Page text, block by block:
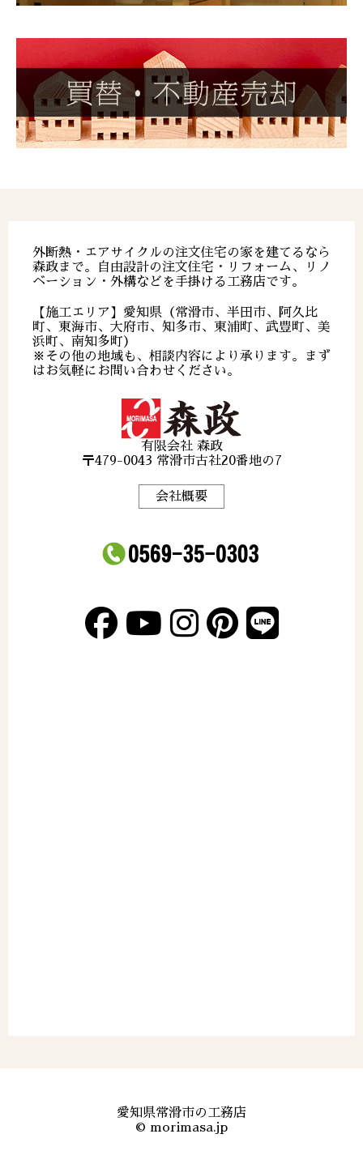
外断熱・エアサイクルの注文住宅の家を建てるなら
森政まで。自由設計の注文住宅・リフォーム、リノ
ベーション・外構などを手掛ける工務店です。
【施工エリア】愛知県（常滑市、半田市、阿久比
町、東海市、大府市、知多市、東浦町、武豊町、美
浜町、南知多町）
※その他の地域も、相談内容により承ります。まず
はお気軽にお問い合わせください。
有限会社 森政
〒479-0043 常滑市古社20番地の7
会社概要
愛知県常滑市の工務店
© morimasa.jp